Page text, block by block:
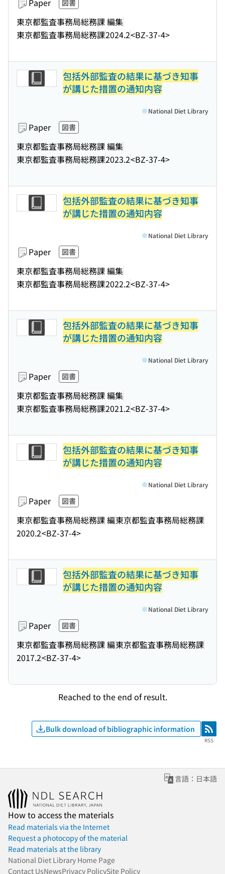
Paper 図書
東京都監査事務局総務課 編集
東京都監査事務局総務課2024.2<BZ-37-4>
包括外部監査の結果に基づき知事
が講じた措置の通知内容
Paper 図書
東京都監査事務局総務課 編集
東京都監査事務局総務課2023.2<BZ-37-4>
National Diet Library
包括外部監査の結果に基づき知事
が講じた措置の通知内容
Paper 図書
東京都監査事務局総務課 編集
東京都監査事務局総務課2022.2<BZ-37-4>
National Diet Library
包括外部監査の結果に基づき知事
が講じた措置の通知内容
Paper 図書
東京都監査事務局総務課 編集
東京都監査事務局総務課2021.2<BZ-37-4>
National Diet Library
包括外部監査の結果に基づき知事
が講じた措置の通知内容
Paper 図書
東京都監査事務局総務課 編東京都監査事務局総務課
2020.2<BZ-37-4>
National Diet Library
包括外部監査の結果に基づき知事
が講じた措置の通知内容
Paper 図書
東京都監査事務局総務課 編東京都監査事務局総務課
2017.2<BZ-37-4>
National Diet Library
Reached to the end of result.
Bulk download of bibliographic information RSS
RSS
言語：日本語
How to access the materials
Read materials via the Internet
Request a photocopy of the material
Read materials at the library
National Diet Library Home Page
Contact UsNewsPrivacy PolicySite Policy